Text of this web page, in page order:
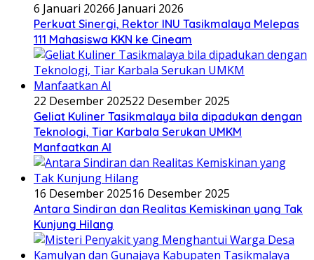
6 Januari 20266 Januari 2026
Perkuat Sinergi, Rektor INU Tasikmalaya Melepas
111 Mahasiswa KKN ke Cineam
22 Desember 202522 Desember 2025
Geliat Kuliner Tasikmalaya bila dipadukan dengan
Teknologi, Tiar Karbala Serukan UMKM
Manfaatkan AI
16 Desember 202516 Desember 2025
Antara Sindiran dan Realitas Kemiskinan yang Tak
Kunjung Hilang